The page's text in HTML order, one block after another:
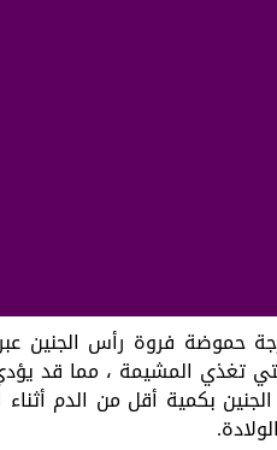
فروة رأس الجنين عبر
تغذي المشيمة ، مما قد
بكمية أقل من الدم أثناء